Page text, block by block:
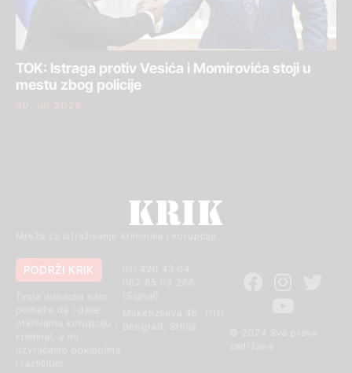
TOK: Istraga protiv Vesića i Momirovića stoji u
mestu zbog policije
30. jul 2026.
Mreža za istraživanje kriminala i korupcije
© 2024 Sva prava
011 420 43 04
Makenzijeva 46, 11111
PODRŽI KRIK
otkrivamo korupciju i
kriminal, a mi
uzvraćamo poklonima
i različitim